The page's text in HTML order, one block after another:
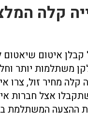
קלה
איטום
משתלמות יותר
מחיר זול, צרו
אצל חברות
ההצעה המשתלמת
ככה
עשו לנו
חומרים
לא כמו
"יהיה